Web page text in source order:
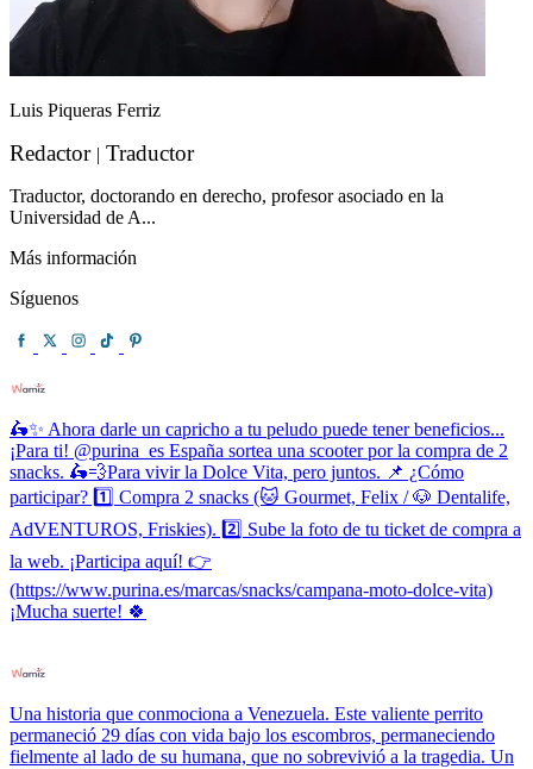
Luis Piqueras Ferriz
Redactor | Traductor
Traductor, doctorando en derecho, profesor asociado en la
Universidad de A...
Más información
Síguenos
🛵✨ Ahora darle un capricho a tu peludo puede tener beneficios...
¡Para ti! @purina_es España sortea una scooter por la compra de 2
snacks. 🛵💨Para vivir la Dolce Vita, pero juntos. 📌 ¿Cómo
participar? 1️⃣ Compra 2 snacks (🐱 Gourmet, Felix / 🐶 Dentalife,
AdVENTUROS, Friskies). 2️⃣ Sube la foto de tu ticket de compra a
la web. ¡Participa aquí! 👉
(https://www.purina.es/marcas/snacks/campana-moto-dolce-vita)
¡Mucha suerte! 🍀
Una historia que conmociona a Venezuela. Este valiente perrito
permaneció 29 días con vida bajo los escombros, permaneciendo
fielmente al lado de su humana, que no sobrevivió a la tragedia. Un